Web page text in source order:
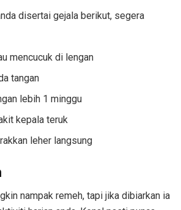
disertai gejala berikut, segera
mencucuk di lengan
tangan
lebih 1 minggu
kepala teruk
leher langsung
nampak remeh, tapi jika dibiarkan ia